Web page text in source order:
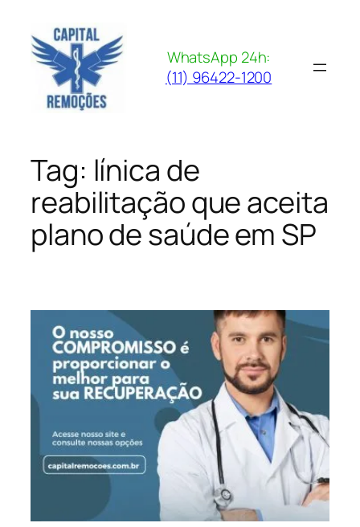
para
conteúdo
WhatsApp 24h:
(11) 96422-1200
Tag: línica de
reabilitação que aceita
plano de saúde em SP